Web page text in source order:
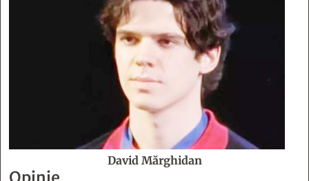
David Mărghidan